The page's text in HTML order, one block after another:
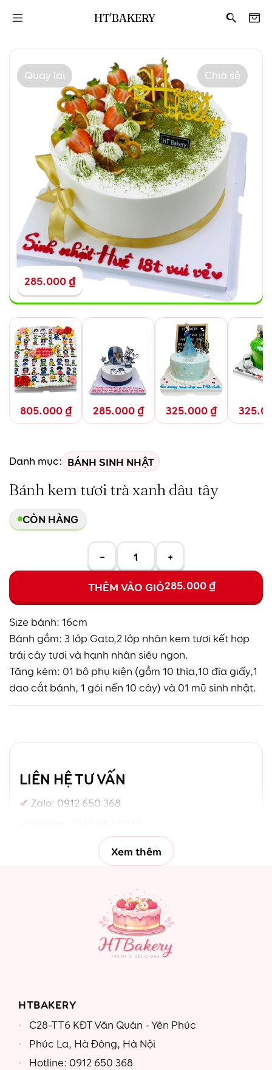
285.000₫
Quay lại Chia sẻ
805.000₫ 285.000₫ 325.000₫
Danh mục: BÁNH SINH NHẬT
Bánh kem tươi trà xanh dâu tây
CÒN HÀNG
−
+
THÊM VÀO GIỎ285.000₫
Size bánh: 16cm
Bánh gồm: 3 lớp Gato,2 lớp nhân kem tươi kết hợp
trái cây tươi và hạnh nhân siêu ngon.
Tặng kèm: 01 bộ phụ kiện (gồm 10 thìa,10 đĩa giấy,1
dao cắt bánh, 1 gói nến 10 cây) và 01 mũ sinh nhật.
LIÊN HỆ TƯ VẤN
Zalo: 0912 650 368
Xem thêm
HT'BAKERY
HTBAKERY
C28-TT6 KĐT Văn Quán - Yên Phúc
Phúc La, Hà Đông, Hà Nội
Hotline: 0912 650 368